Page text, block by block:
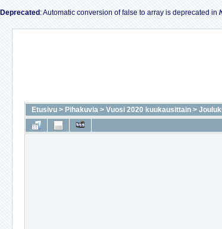
Deprecated : Automatic conversion of false to array is deprecated in
Etusivu > Pihakuvia > Vuosi 2020 kuukausittain >